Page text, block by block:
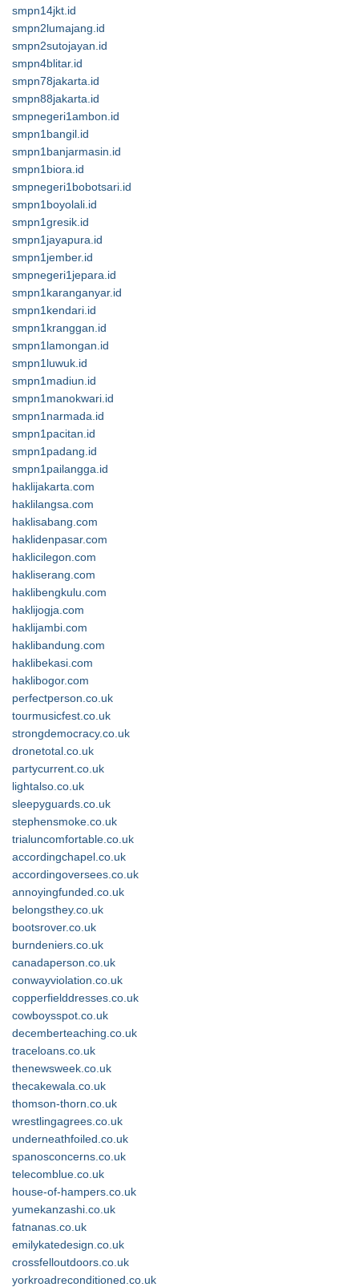
smpn14jkt.id
smpn2lumajang.id
smpn2sutojayan.id
smpn4blitar.id
smpn78jakarta.id
smpn88jakarta.id
smpnegeri1ambon.id
smpn1bangil.id
smpn1banjarmasin.id
smpn1biora.id
smpnegeri1bobotsari.id
smpn1boyolali.id
smpn1gresik.id
smpn1jayapura.id
smpn1jember.id
smpnegeri1jepara.id
smpn1karanganyar.id
smpn1kendari.id
smpn1kranggan.id
smpn1lamongan.id
smpn1luwuk.id
smpn1madiun.id
smpn1manokwari.id
smpn1narmada.id
smpn1pacitan.id
smpn1padang.id
smpn1pailangga.id
haklijakarta.com
haklilangsa.com
haklisabang.com
haklidenpasar.com
haklicilegon.com
hakliserang.com
haklibengkulu.com
haklijogja.com
haklijambi.com
haklibandung.com
haklibekasi.com
haklibogor.com
perfectperson.co.uk
tourmusicfest.co.uk
strongdemocracy.co.uk
dronetotal.co.uk
partycurrent.co.uk
lightalso.co.uk
sleepyguards.co.uk
stephensmoke.co.uk
trialuncomfortable.co.uk
accordingchapel.co.uk
accordingoversees.co.uk
annoyingfunded.co.uk
belongsthey.co.uk
bootsrover.co.uk
burndeniers.co.uk
canadaperson.co.uk
conwayviolation.co.uk
copperfielddresses.co.uk
cowboysspot.co.uk
decemberteaching.co.uk
traceloans.co.uk
thenewsweek.co.uk
thecakewala.co.uk
thomson-thorn.co.uk
wrestlingagrees.co.uk
underneathfoiled.co.uk
spanosconcerns.co.uk
telecomblue.co.uk
house-of-hampers.co.uk
yumekanzashi.co.uk
fatnanas.co.uk
emilykatedesign.co.uk
crossfelloutdoors.co.uk
yorkroadreconditioned.co.uk